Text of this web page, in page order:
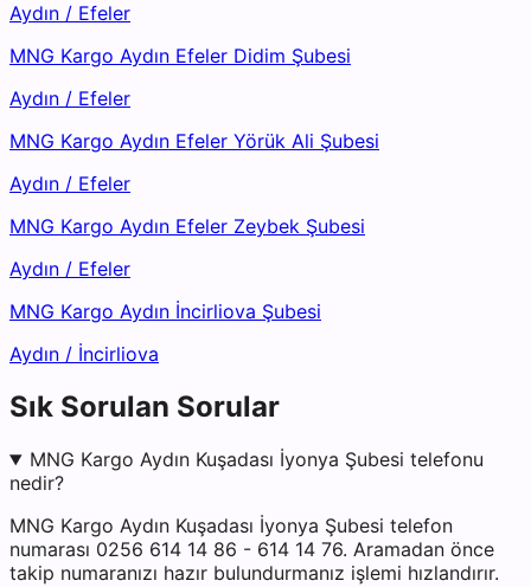
Aydın / Efeler
MNG Kargo Aydın Efeler Didim Şubesi
Aydın / Efeler
MNG Kargo Aydın Efeler Yörük Ali Şubesi
Aydın / Efeler
MNG Kargo Aydın Efeler Zeybek Şubesi
Aydın / Efeler
MNG Kargo Aydın İncirliova Şubesi
Aydın / İncirliova
Sık Sorulan Sorular
MNG Kargo Aydın Kuşadası İyonya Şubesi telefonu
nedir?
MNG Kargo Aydın Kuşadası İyonya Şubesi telefon
numarası 0256 614 14 86 - 614 14 76. Aramadan önce
takip numaranızı hazır bulundurmanız işlemi hızlandırır.